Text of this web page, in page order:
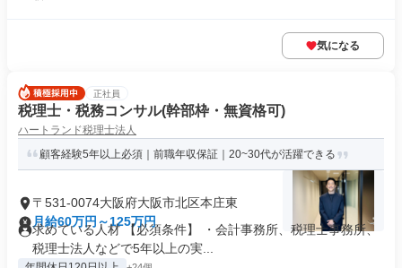
気になる
正社員
税理士・税務コンサル(幹部枠・無資格可)
ハートランド税理士法人
顧客経験5年以上必須｜前職年収保証｜20~30代が活躍できる
〒531-0074大阪府大阪市北区本庄東
月給60万円～125万円
求めている人材 【必須条件】 ・会計事務所、税理士事務所、
税理士法人などで5年以上の実...